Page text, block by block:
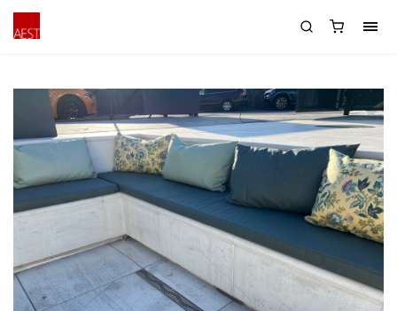
Polstry do zapuštěného venkovního
sezení